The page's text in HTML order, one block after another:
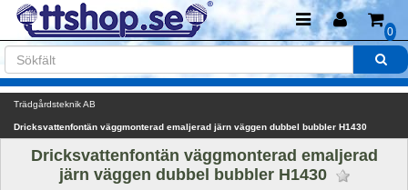
0
Trädgårdsteknik AB
Dricksvattenfontän väggmonterad emaljerad järn väggen dubbel bubbler H1430
Dricksvattenfontän väggmonterad emaljerad
järn väggen dubbel bubbler H1430